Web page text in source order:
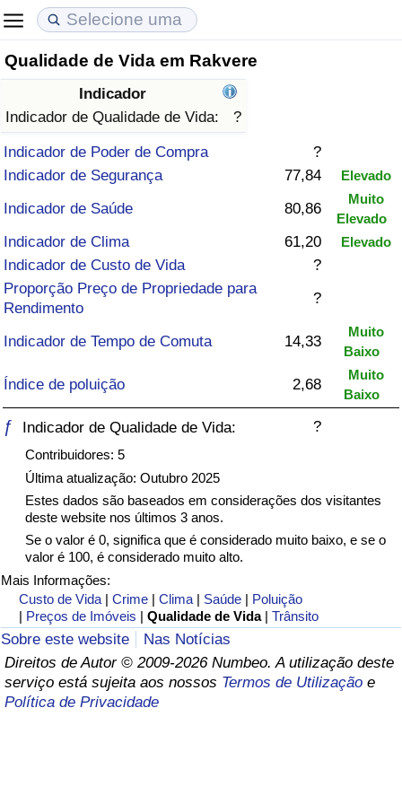
Qualidade de Vida em Rakvere
Indicador
Indicador de Qualidade de Vida:
?
Indicador de Poder de Compra
?
Indicador de Segurança
77,84 Elevado
Indicador de Saúde 80,86
Muito
Elevado
Indicador de Clima 61,20 Elevado
Indicador de Custo de Vida
?
Proporção Preço de Propriedade para
Rendimento
?
Indicador de Tempo de Comuta 14,33
Muito
Baixo
Índice de poluição 2,68
Muito
Baixo
ƒ Indicador de Qualidade de Vida: ?
Contribuidores: 5
Última atualização: Outubro 2025
Estes dados são baseados em considerações dos visitantes
deste website nos últimos 3 anos.
Se o valor é 0, significa que é considerado muito baixo, e se o
valor é 100, é considerado muito alto.
Mais Informações:
Custo de Vida |Crime |Clima | Saúde | Poluição
| Preços de Imóveis |Qualidade de Vida |Trânsito
Sobre este website
Nas Notícias
Direitos de Autor © 2009-2026 Numbeo. A utilização deste
serviço está sujeita aos nossos Termos de Utilização e
Política de Privacidade
Custo de Vida
Indicador de Custo de Vida (Atual)
Indicador de Custo de Vida
Indicador de Custo de Vida Por País
em Aqaba
Preços de Imóveis
Indicador de Preços de Imóveis (Atual)
Indicador de Preços de Imóveis
Indicador de Preços de Imóveis por País
Qualidade de Vida
Indicador de Qualidade de Vida
Indicador de Qualidade de Vida (Atual)
Índice de qualidade de vida por país
Crime
Taxa do Indicador de Crime (Atual)
Indicador de Crime
Índice de criminalidade por país
Saúde
Indicador de Saúde (Atual)
Indicador de Saúde
Indicador de Saúde por País
Poluição
Indicador de Poluição (Atual)
Índice de poluição